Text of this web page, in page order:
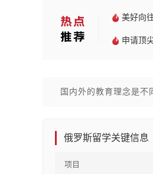
美好向
申请顶
国内外的教育理念是不
俄罗斯留学关键信息
项目